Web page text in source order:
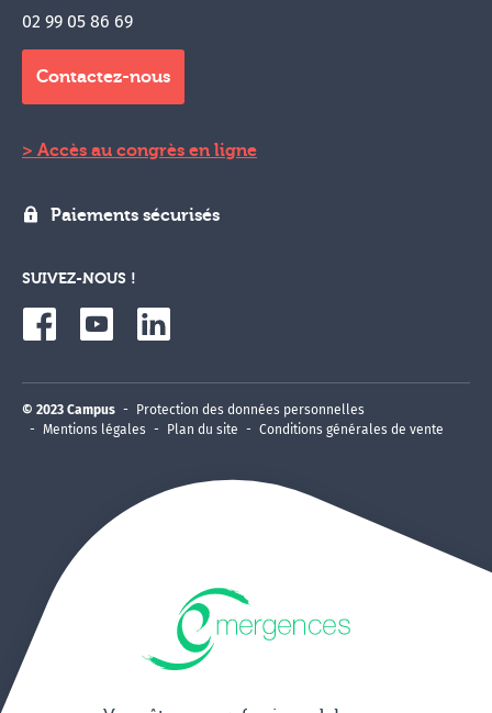
02 99 05 86 69
Contactez-nous
Accès au congrès en ligne
Paiements sécurisés
SUIVEZ-NOUS !
© 2023 Campus
Protection des données personnelles
Mentions légales
Plan du site Conditions générales de vente